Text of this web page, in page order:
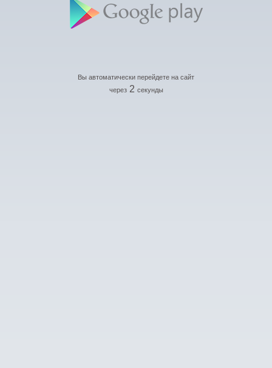
Вы автоматически перейдете на сайт
через 2 секунды